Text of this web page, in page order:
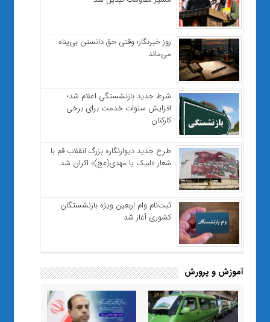
روز خبرنگار؛ وقتی حق دانستن بی‌پناه
می‌ماند
شرط جدید بازنشستگی اعلام شد؛
افزایش سنوات خدمت برای برخی
کارکنان
طرح جدید دیوارنگاره بزرگ انقلاب قم با
شعار «لبیک یا مهدی(عج)» اکران شد.
ثبت‌نام وام اربعین ویژه بازنشستگان
کشوری آغاز شد
آموزش و پرورش